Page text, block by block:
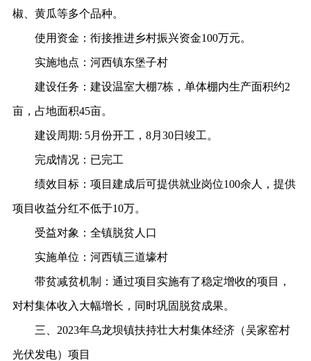
椒、黄瓜等多个品种。
使用资金： 衔接推进乡村振兴资金100万元。
实施地点： 河西镇东堡子村
建设任务： 建设温室大棚7栋，单体棚内生产面积约2
亩，占地面积45亩。
建设周期: 5月份开工，8月30日竣工。
完成情况： 已完工
绩效目标： 项目建成后可提供就业岗位100余人，提供
项目收益分红不低于10万。
受益对象： 全镇脱贫人口
实施单位： 河西镇三道壕村
带贫减贫机制： 通过项目实施有了稳定增收的项目，
对村集体收入大幅增长，同时巩固脱贫成果。
三、 2023年乌龙坝镇扶持壮大村集体经济（吴家窑村
光伏发电）项目